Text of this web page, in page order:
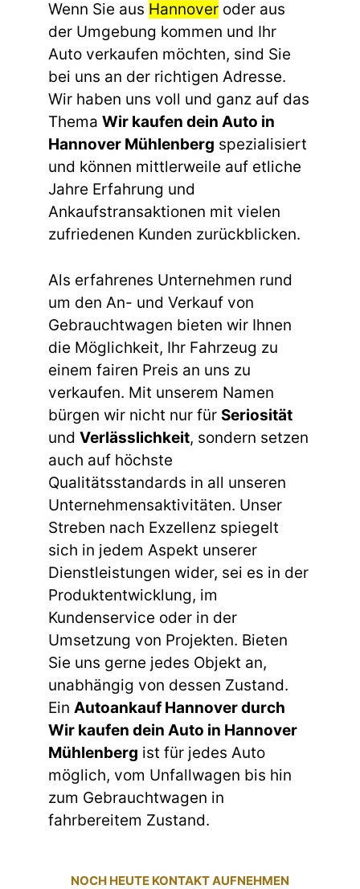
Wenn Sie aus Hannover oder aus
der Umgebung kommen und Ihr
Auto verkaufen möchten, sind Sie
bei uns an der richtigen Adresse.
Wir haben uns voll und ganz auf das
Thema Wir kaufen dein Auto in
Hannover Mühlenberg spezialisiert
und können mittlerweile auf etliche
Jahre Erfahrung und
Ankaufstransaktionen mit vielen
zufriedenen Kunden zurückblicken.
Als erfahrenes Unternehmen rund
um den An- und Verkauf von
Gebrauchtwagen bieten wir Ihnen
die Möglichkeit, Ihr Fahrzeug zu
einem fairen Preis an uns zu
verkaufen. Mit unserem Namen
bürgen wir nicht nur für Seriosität
und Verlässlichkeit, sondern setzen
auch auf höchste
Qualitätsstandards in all unseren
Unternehmensaktivitäten. Unser
Streben nach Exzellenz spiegelt
sich in jedem Aspekt unserer
Dienstleistungen wider, sei es in der
Produktentwicklung, im
Kundenservice oder in der
Umsetzung von Projekten. Bieten
Sie uns gerne jedes Objekt an,
unabhängig von dessen Zustand.
Ein Autoankauf Hannover durch
Wir kaufen dein Auto in Hannover
Mühlenberg ist für jedes Auto
möglich, vom Unfallwagen bis hin
zum Gebrauchtwagen in
fahrbereitem Zustand.
NOCH HEUTE KONTAKT AUFNEHMEN